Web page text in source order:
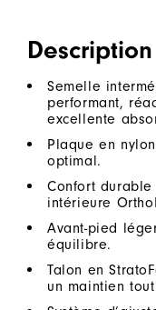
Description
Semelle
performant,
excellente
Plaque en
optimal.
Confort
intérieure
Avant-pied
équilibre.
Talon en
un maintien